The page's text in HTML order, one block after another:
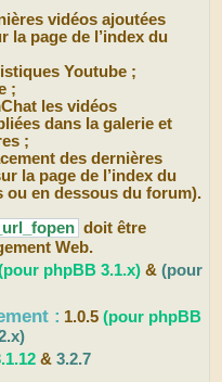
vidéos ajoutées
la page de l’index du
Youtube ;
;
les vidéos
dans la galerie et
;
des dernières
la page de l’index du
ou en dessous du forum).
doit être
Web.
phpBB 3.1.x) &(pour
: 1.0.5(pour phpBB
&3.2.7